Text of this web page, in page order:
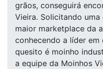
grãos, conseguirá
Vieira. Solicitando
maior marketplace da
conhecendo a líder em
quesito é moinho
a equipe da Moinhos